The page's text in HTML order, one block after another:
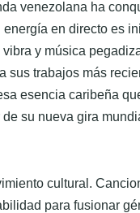
venezolana ha
en directo es
y música
sus trabajos más
esencia caribeña
su nueva gira
cultural.
para fusionar